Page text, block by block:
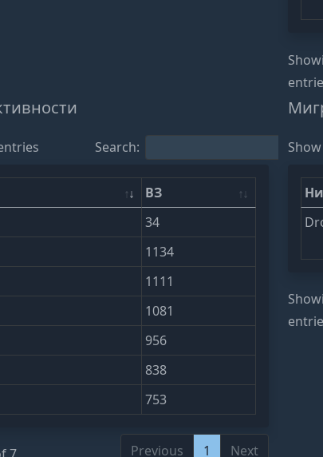
Search:
ВЗ
34
1134
1111
1081
956
838
753
Previous 1 Next
Show